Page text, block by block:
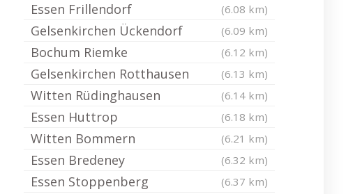
Essen Frillendorf (6.08 km)
Gelsenkirchen Ückendorf (6.09 km)
Bochum Riemke (6.12 km)
Gelsenkirchen Rotthausen (6.13 km)
Witten Rüdinghausen (6.14 km)
Essen Huttrop (6.18 km)
Witten Bommern (6.21 km)
Essen Bredeney (6.32 km)
Essen Stoppenberg (6.37 km)